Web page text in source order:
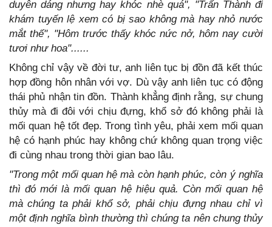
duyên dáng nhưng hay khóc nhè quá", "Trấn Thành đi
khám tuyến lệ xem có bị sao không mà hay nhỏ nước
mắt thế", "Hôm trước thấy khóc nức nở, hôm nay cười
tươi như hoa"......
Không chỉ vậy về đời tư, anh liên tục bị đồn đã kết thúc
hợp đồng hôn nhân với vợ. Dù vậy anh liên tục có động
thái phủ nhận tin đồn. Thành khẳng định rằng, sự chung
thủy mà đi đôi với chịu đựng, khổ sở đó không phải là
mối quan hệ tốt đẹp. Trong tình yêu, phải xem mối quan
hệ có hạnh phúc hay không chứ không quan trọng việc
đi cùng nhau trong thời gian bao lâu.
"Trong một mối quan hệ mà còn hạnh phúc, còn ý nghĩa
thì đó mới là mối quan hệ hiệu quả. Còn mối quan hệ
mà chúng ta phải khổ sở, phải chịu đựng nhau chỉ vì
một định nghĩa bình thường thì chúng ta nên chung thủy